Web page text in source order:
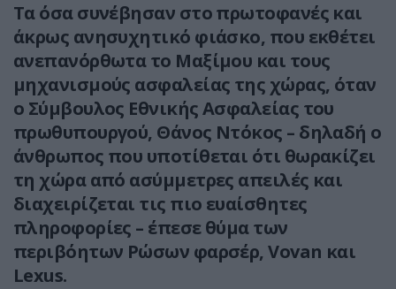
Τα όσα συνέβησαν στο πρωτοφανές και
άκρως ανησυχητικό φιάσκο, που εκθέτει
ανεπανόρθωτα το Μαξίμου και τους
μηχανισμούς ασφαλείας της χώρας, όταν
ο Σύμβουλος Εθνικής Ασφαλείας του
πρωθυπουργού, Θάνος Ντόκος – δηλαδή ο
άνθρωπος που υποτίθεται ότι θωρακίζει
τη χώρα από ασύμμετρες απειλές και
διαχειρίζεται τις πιο ευαίσθητες
πληροφορίες – έπεσε θύμα των
περιβόητων Ρώσων φαρσέρ, Vovan και
Lexus.